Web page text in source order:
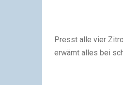
Presst alle vier
erwämt alles bei